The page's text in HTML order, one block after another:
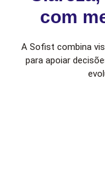
com
A Sofist combina
para apoiar